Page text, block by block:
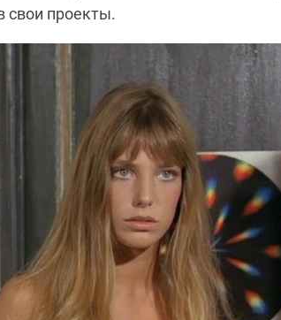
свои проекты.